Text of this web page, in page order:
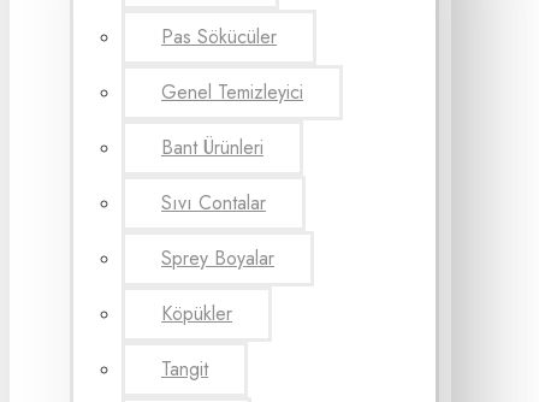
Pas Sökücüler
Genel Temizleyici
Bant Ürünleri
Sıvı Contalar
Sprey Boyalar
Köpükler
Tangit